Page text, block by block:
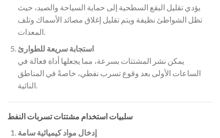
يؤدي تقليل البقع السطحية إلى حماية السياحة والصيد، حيث
تظل الشواطئ نظيفة ويتم تقليل إغلاق مصائد الأسماك وتلف
استجابة سريعة للطوارئ
يمكن نشر المشتتات بسرعة، مما يجعلها أداة فعالة في
الساعات الأولى بعد وقوع تسرب نفطي، خاصةً في المناطق
النائية.
سلبيات استخدام مشتتات تسربات النفط
إدخال مواد كيميائية سامة